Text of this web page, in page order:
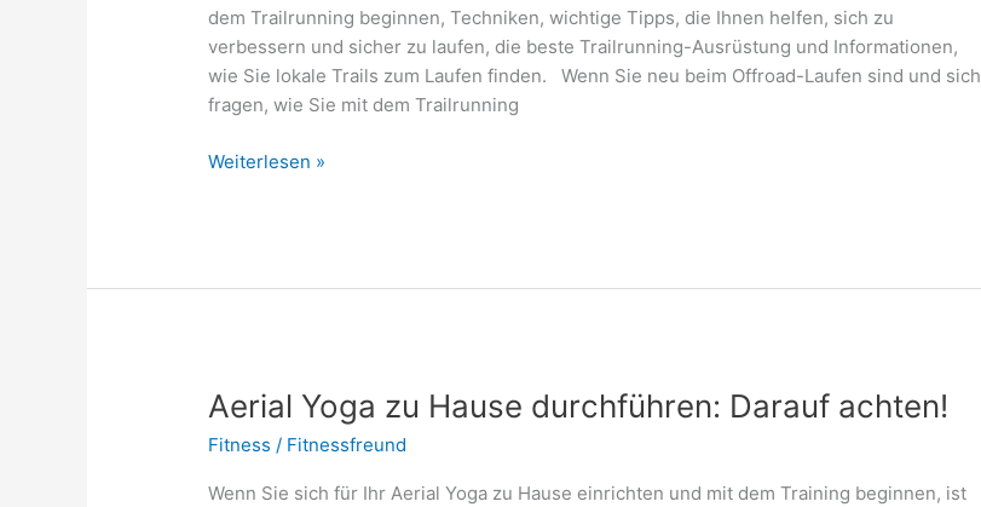
dem Trailrunning beginnen, Techniken, wichtige Tipps, die Ihnen helfen, sich zu
verbessern und sicher zu laufen, die beste Trailrunning-Ausrüstung und Informationen,
wie Sie lokale Trails zum Laufen finden. Wenn Sie neu beim Offroad-Laufen sind und sich
fragen, wie Sie mit dem Trailrunning
Trailrunning
Weiterlesen »
Aerial Yoga zu Hause durchführen: Darauf achten!
Fitness / Fitnessfreund
Wenn Sie sich für Ihr Aerial Yoga zu Hause einrichten und mit dem Training beginnen, ist